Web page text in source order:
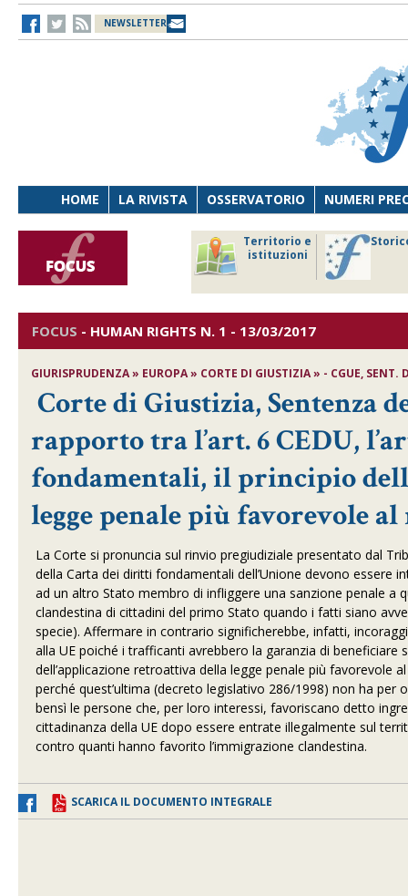
NEWSLETTER
HOME LA RIVISTA OSSERVATORIO NUMERI
Territorio e
istituzioni
FOCUS - HUMAN RIGHTS N. 1 - 13/03/2017
GIURISPRUDENZA » EUROPA » CORTE DI GIUSTIZIA » - CGUE,
Corte di Giustizia, Sentenza
rapporto tra l’art. 6 CEDU,
fondamentali, il principio
legge penale più favorevole al
La Corte si pronuncia sul rinvio pregiudiziale presentato dal
della Carta dei diritti fondamentali dell’Unione devono essere
ad un altro Stato membro di infliggere una sanzione penale a
clandestina di cittadini del primo Stato quando i fatti siano
specie). Affermare in contrario significherebbe, infatti,
alla UE poiché i trafficanti avrebbero la garanzia di beneficiare
dell’applicazione retroattiva della legge penale più favorevole
perché quest’ultima (decreto legislativo 286/1998) non ha
bensì le persone che, per loro interessi, favoriscano detto
cittadinanza della UE dopo essere entrate illegalmente sul
contro quanti hanno favorito l’immigrazione clandestina.
SCARICA IL DOCUMENTO INTEGRALE